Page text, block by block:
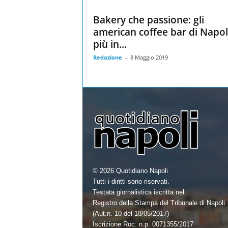
Bakery che passione: gli
american coffee bar di
più in...
Redazione - 8 Maggio 2019
© 2026 Quotidiano Napoli
Tutti i diritti sono riservati.
Testata giornalistica iscritta nel
Registro della Stampa del Tribunale di Napoli
(Aut.n. 10 del 18/05/2017)
Iscrizione Roc: n.p. 0071355/2017